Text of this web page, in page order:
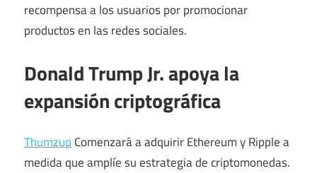
recompensa a los usuarios por promocionar
productos en las redes sociales.
Donald Trump Jr. apoya la
expansión criptográfica
Thumzup Comenzará a adquirir Ethereum y Ripple a
medida que amplíe su estrategia de criptomonedas.